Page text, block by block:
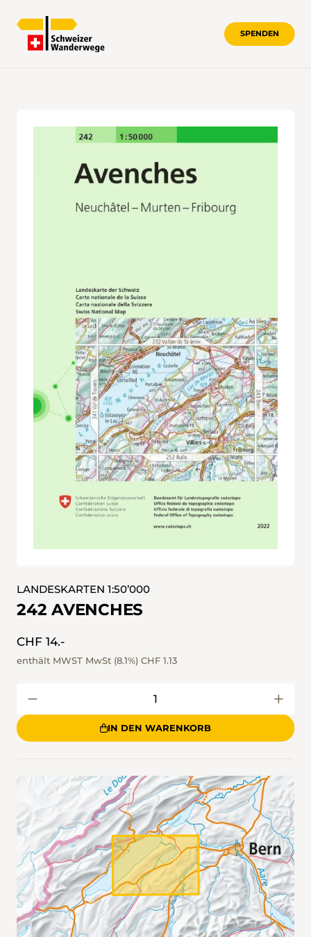
SPENDEN
LANDESKARTEN 1:50’000
242 AVENCHES
CHF 14.-
enthält MWST MwSt (8.1%) CHF 1.13
IN DEN WARENKORB